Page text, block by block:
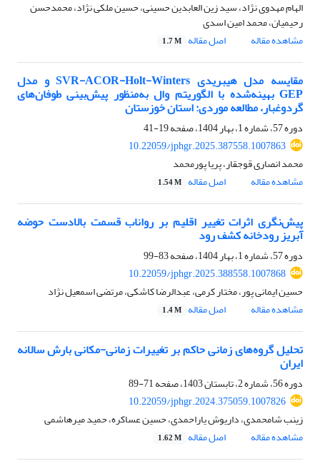
الهام مهدوی نژاد، سید زین العابدین حسینی، حسین ملکی نژاد، محمدحسن
رحیمیان، محمد امین اسدی
مشاهده مقاله
اصل مقاله 1.7 M
مقایسه مدل هیبریدی SVR-ACOR-Holt-Winters و مدل
GEP بهینه‌شده با الگوریتم وال به‌منظور پیش‌بینی طوفان‌های
گردوغبار، مطالعه موردی: استان خوزستان
دوره 57، شماره 1، بهار 1404، صفحه
19-41
10.22059/jphgr.2025.387558.1007863
محمد انصاری قوجقار، پریا پورمحمد
مشاهده مقاله
اصل مقاله 1.54 M
پیش‌نگری اثرات تغییر اقلیم بر رواناب قسمت بالادست حوضه
آبریز رودخانه کشف رود
دوره 57، شماره 1، بهار 1404، صفحه
83-99
10.22059/jphgr.2025.388558.1007868
حسین ایمانی پور، مختار کرمی، عبدالرضا کاشکی، مرتضی اسمعیل نژاد
مشاهده مقاله
اصل مقاله 1.4 M
تحلیل گروه‌های زمانی حاکم بر تغییرات زمانی-مکانی بارش سالانه
ایران
دوره 56، شماره 2، تابستان 1403، صفحه
71-89
10.22059/jphgr.2024.375059.1007826
زینب شامحمدی، داریوش یاراحمدی، حسین عساکره، حمید میرهاشمی
مشاهده مقاله
اصل مقاله 1.62 M